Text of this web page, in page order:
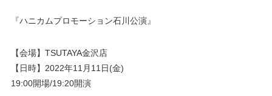
『ハニカムプロモーション石川公演』
【会場】TSUTAYA金沢店
【日時】2022年11月11日(金)
19:00開場/19:20開演